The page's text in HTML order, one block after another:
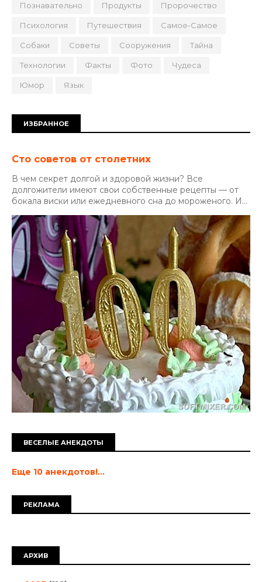
Познавательно Продукты Пророчество
Психология Путешествия Самое-Самое
Собаки Советы Сооружения Тайна
Технологии Факты Фото Чудеса
Юмор Язык
ИЗБРАННОЕ
Сто советов от столетних
В чем секрет долгой и здоровой жизни? Все
долгожители имеют свои собственные рецепты — от
бокала виски или ежедневного сна до мороженого. И...
ВЕСЕЛЫЕ АНЕКДОТЫ
Еще 10 анекдотов!...
РЕКЛАМА
АРХИВ